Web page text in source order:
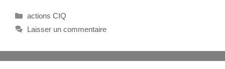
actions CIQ
Laisser un commentaire